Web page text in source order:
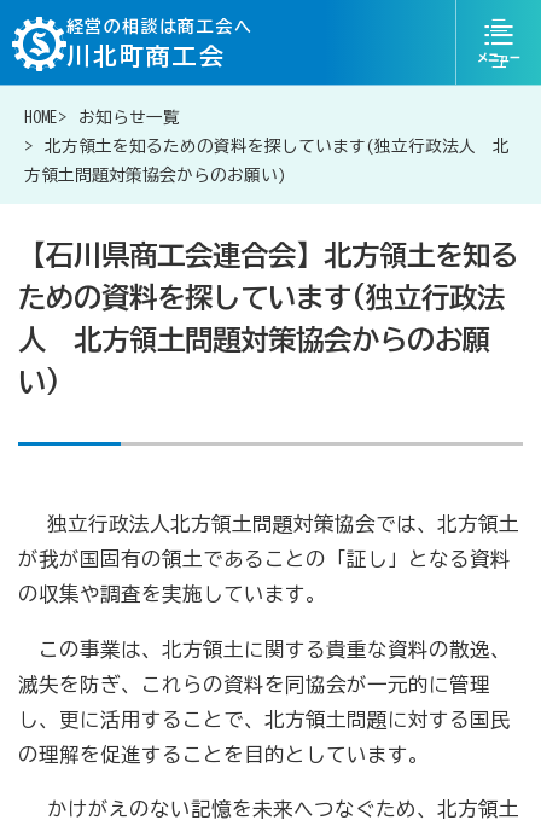
経営の相談は商工会へ
川北町商工会
ニ
ュ
HOME
お知らせ一覧
北方領土を知るための資料を探しています(独立行政法人 北
方領土問題対策協会からのお願い)
【石川県商工会連合会】北方領土を知る
ための資料を探しています(独立行政法
人 北方領土問題対策協会からのお願
い)
独立行政法人北方領土問題対策協会では、北方領土
が我が国固有の領土であることの「証し」となる資料
の収集や調査を実施しています。
この事業は、北方領土に関する貴重な資料の散逸、
滅失を防ぎ、これらの資料を同協会が一元的に管理
し、更に活用することで、北方領土問題に対する国民
の理解を促進することを目的としています。
かけがえのない記憶を未来へつなぐため、北方領土
お問い合わせ
経営相談は商工会に
補助金・助成金一覧
令和6年能登半島地震等災害に関する支援情報
一つの掛金で貯蓄・生命保障・融資の3つの備え（商工
貯蓄共済）
命」保障
石川県中小企業共済協同組合(傷害共済・自動車事故費